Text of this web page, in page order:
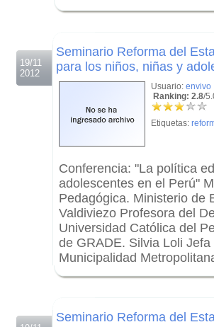
19/11
2012
Seminario Reforma del
para los niños, niñas y
Usuario: envivo
Ranking: 2.8/
Etiquetas:
Conferencia: "La política
adolescentes en el Perú"
Pedagógica. Ministerio de
Valdiviezo Profesora del
Universidad Católica del
de GRADE. Silvia Loli
Municipalidad
Seminario Reforma del